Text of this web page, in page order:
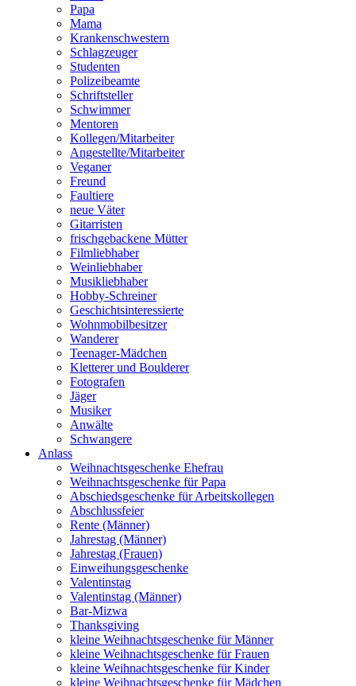
Papa
Mama
Krankenschwestern
Schlagzeuger
Studenten
Polizeibeamte
Schriftsteller
Schwimmer
Mentoren
Kollegen/Mitarbeiter
Angestellte/Mitarbeiter
Veganer
Freund
Faultiere
neue Väter
Gitarristen
frischgebackene Mütter
Filmliebhaber
Weinliebhaber
Musikliebhaber
Hobby-Schreiner
Geschichtsinteressierte
Wohnmobilbesitzer
Wanderer
Teenager-Mädchen
Kletterer und Boulderer
Fotografen
Jäger
Musiker
Anwälte
Schwangere
Anlass
Weihnachtsgeschenke Ehefrau
Weihnachtsgeschenke für Papa
Abschiedsgeschenke für Arbeitskollegen
Abschlussfeier
Rente (Männer)
Jahrestag (Männer)
Jahrestag (Frauen)
Einweihungsgeschenke
Valentinstag
Valentinstag (Männer)
Bar-Mizwa
Thanksgiving
kleine Weihnachtsgeschenke für Männer
kleine Weihnachtsgeschenke für Frauen
kleine Weihnachtsgeschenke für Kinder
kleine Weihnachtsgeschenke für Mädchen